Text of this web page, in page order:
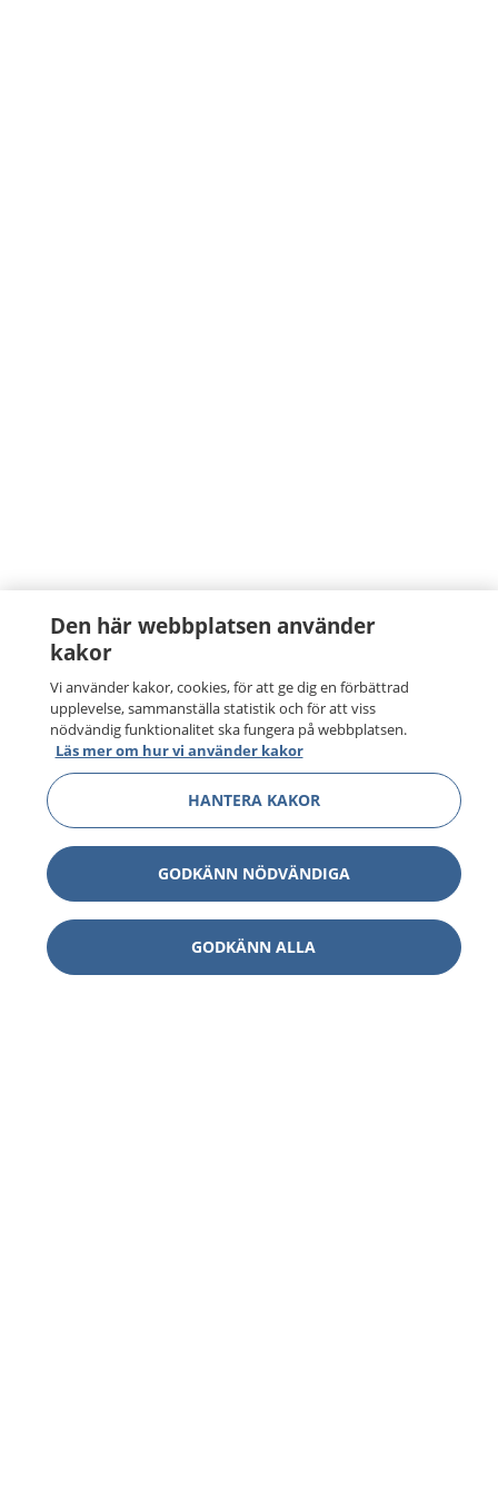
1177–tryggt om din hälsa och vård
På 1177.se får du råd om hälsa och information om
Den här webbplatsen använder
kakor
Vi använder kakor, cookies, för att ge dig en förbättrad
upplevelse, sammanställa statistik och för att viss
nödvändig funktionalitet ska fungera på webbplatsen.
Läs mer om hur vi använder kakor
HANTERA KAKOR
GODKÄNN NÖDVÄNDIGA
GODKÄNN ALLA